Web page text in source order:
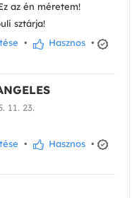
az én méretem!
sztárja!
• Hasznos •
11. 23.
• Hasznos •